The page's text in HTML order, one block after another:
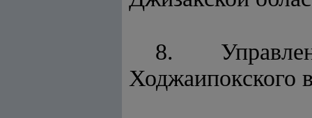
8.
Ходжаипокского